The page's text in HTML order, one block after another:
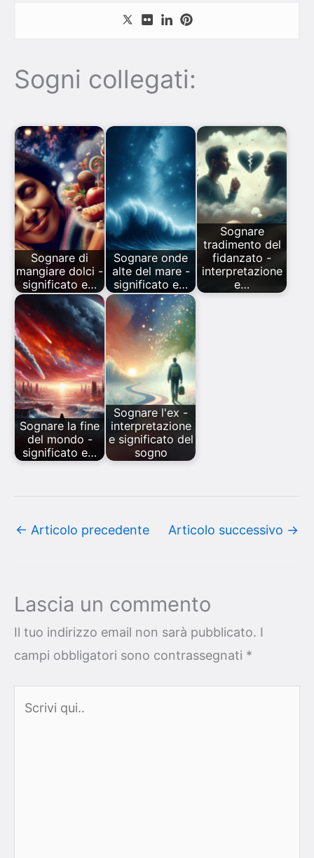
Sogni collegati:
Sognare di
mangiare dolci -
significato e…
Sognare onde
alte del mare -
significato e…
Sognare
tradimento del
fidanzato -
interpretazione
e…
Sognare la fine
del mondo -
significato e…
Sognare l'ex -
interpretazione
e significato del
sogno
← Articolo precedente Articolo successivo →
Lascia un commento
Il tuo indirizzo email non sarà pubblicato. I
campi obbligatori sono contrassegnati *